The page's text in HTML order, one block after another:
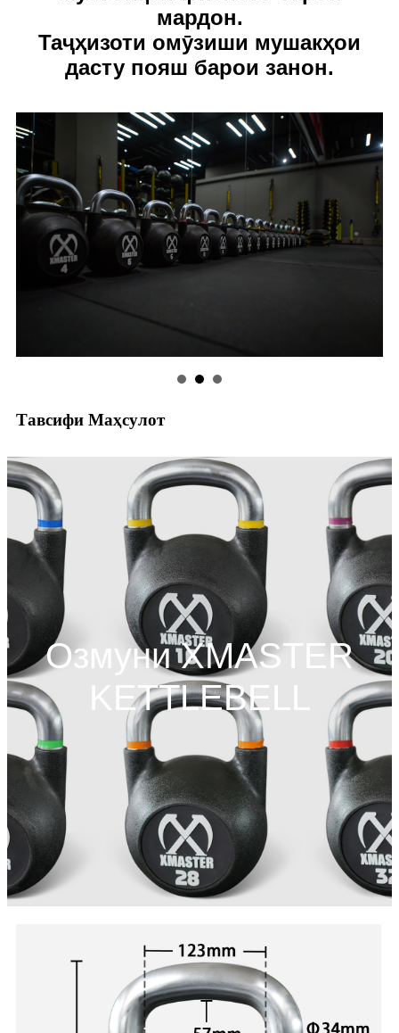
мардон.
Таҷҳизоти омӯзиши мушакҳои
дасту пояш барои занон.
Тавсифи Маҳсулот
Озмуни XMASTER
KETTLEBELL